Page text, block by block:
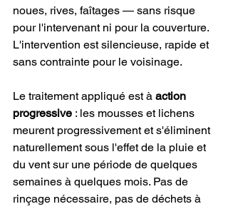
noues, rives, faîtages — sans risque
pour l'intervenant ni pour la couverture.
L'intervention est silencieuse, rapide et
sans contrainte pour le voisinage.
Le traitement appliqué est à action
progressive : les mousses et lichens
meurent progressivement et s'éliminent
naturellement sous l'effet de la pluie et
du vent sur une période de quelques
semaines à quelques mois. Pas de
rinçage nécessaire, pas de déchets à